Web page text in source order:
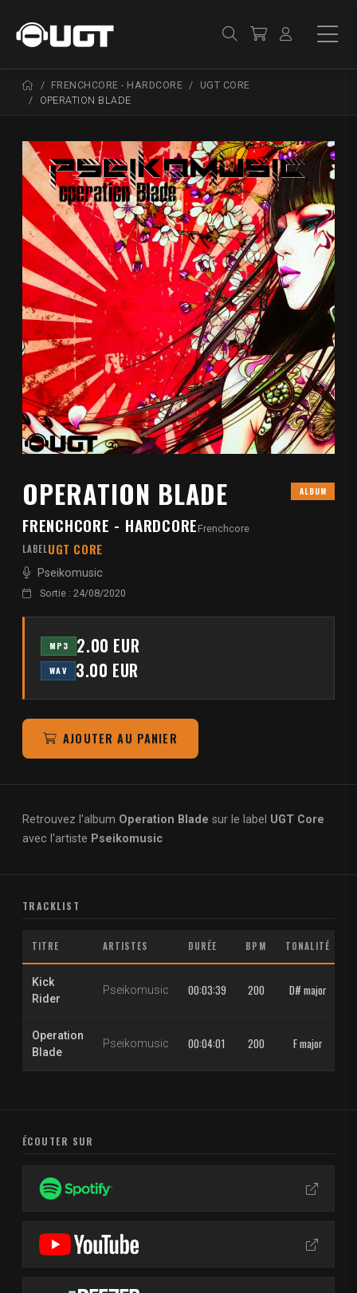
FRENCHCORE - HARDCORE
UGT CORE
OPERATION BLADE
OPERATION BLADE ALBUM
FRENCHCORE - HARDCORE Frenchcore
LABELUGT CORE
Pseikomusic
Sortie : 24/08/2020
MP3 2.00 EUR
WAV 3.00 EUR
AJOUTER AU PANIER
Retrouvez l'album Operation Blade sur le label UGT Core
avec l'artiste Pseikomusic
TRACKLIST
TITRE ARTISTES DURÉE BPM TONALITÉ
Kick
Rider
Pseikomusic 00:03:39 200 D# major
Operation
Blade
Pseikomusic 00:04:01 200 F major
ÉCOUTER SUR